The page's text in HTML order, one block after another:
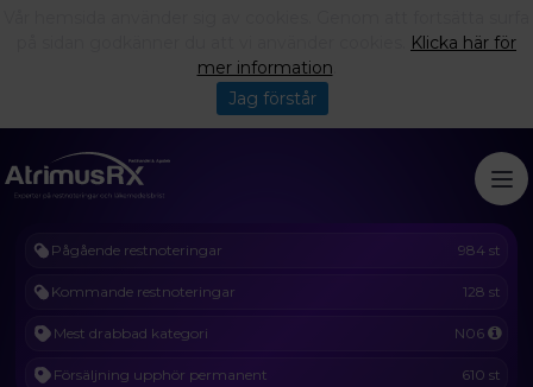
Pågående restnoteringar 984 st
Kommande restnoteringar 128 st
Mest drabbad kategori N06
Försäljning upphör permanent 610 st
Klicka här för
mer information
Jag förstår